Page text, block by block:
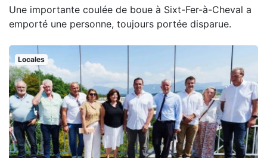
Une importante coulée de boue à Sixt-Fer-à-Cheval a
emporté une personne, toujours portée disparue.
Locales